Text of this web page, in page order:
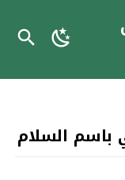
باسم السلام